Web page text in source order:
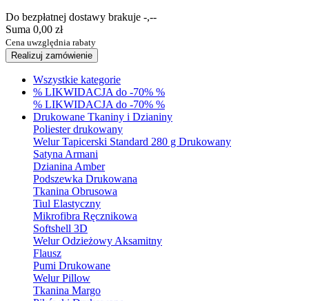
Do bezpłatnej dostawy brakuje -,--
Suma 0,00 zł
Cena uwzględnia rabaty
Realizuj zamówienie
Wszystkie kategorie
% LIKWIDACJA do -70% %
% LIKWIDACJA do -70% %
Drukowane Tkaniny i Dzianiny
Poliester drukowany
Welur Tapicerski Standard 280 g Drukowany
Satyna Armani
Dzianina Amber
Podszewka Drukowana
Tkanina Obrusowa
Tiul Elastyczny
Mikrofibra Ręcznikowa
Softshell 3D
Welur Odzieżowy Aksamitny
Flausz
Pumi Drukowane
Welur Pillow
Tkanina Margo